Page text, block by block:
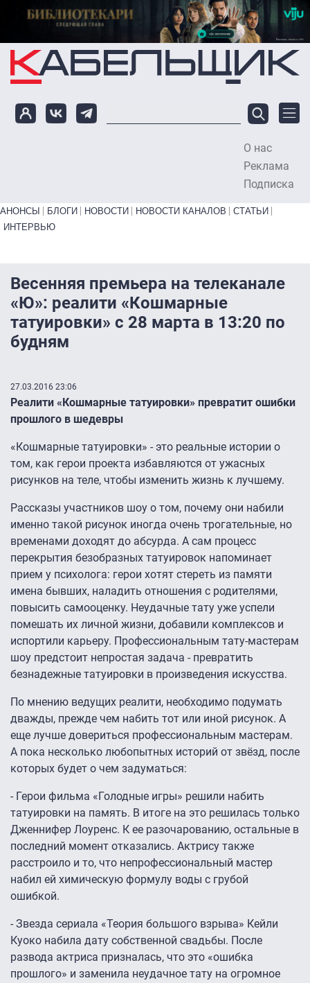
Перейти к основному содержанию
О нас
Реклама
Подписка
Primary links bottom
АНОНСЫ БЛОГИ НОВОСТИ НОВОСТИ КАНАЛОВ
СТАТЬИ
ИНТЕРВЬЮ
Весенняя премьера на телеканале
«Ю»: реалити «Кошмарные
татуировки» с 28 марта в 13:20 по
будням
27.03.2016 23:06
Реалити «Кошмарные татуировки» превратит ошибки
прошлого в шедевры
«Кошмарные татуировки» - это реальные истории о
том, как герои проекта избавляются от ужасных
рисунков на теле, чтобы изменить жизнь к лучшему.
Рассказы участников шоу о том, почему они набили
именно такой рисунок иногда очень трогательные, но
временами доходят до абсурда. А сам процесс
перекрытия безобразных татуировок напоминает
прием у психолога: герои хотят стереть из памяти
имена бывших, наладить отношения с родителями,
повысить самооценку. Неудачные тату уже успели
помешать их личной жизни, добавили комплексов и
испортили карьеру. Профессиональным тату-мастерам
шоу предстоит непростая задача - превратить
безнадежные татуировки в произведения искусства.
По мнению ведущих реалити, необходимо подумать
дважды, прежде чем набить тот или иной рисунок. А
еще лучше довериться профессиональным мастерам.
А пока несколько любопытных историй от звёзд, после
которых будет о чем задуматься:
- Герои фильма «Голодные игры» решили набить
татуировки на память. В итоге на это решилась только
Дженнифер Лоуренс. К ее разочарованию, остальные в
последний момент отказались. Актрису также
расстроило и то, что непрофессиональный мастер
набил ей химическую формулу воды с грубой
ошибкой.
- Звезда сериала «Теория большого взрыва» Кейли
Куоко набила дату собственной свадьбы. После
развода актриса призналась, что это «ошибка
прошлого» и заменила неудачное тату на огромное